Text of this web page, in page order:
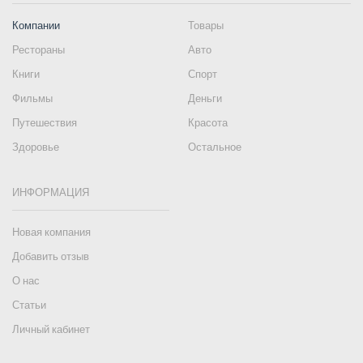
Компании
Товары
Рестораны
Авто
Книги
Спорт
Фильмы
Деньги
Путешествия
Красота
Здоровье
Остальное
ИНФОРМАЦИЯ
Новая компания
Добавить отзыв
О нас
Статьи
Личный кабинет